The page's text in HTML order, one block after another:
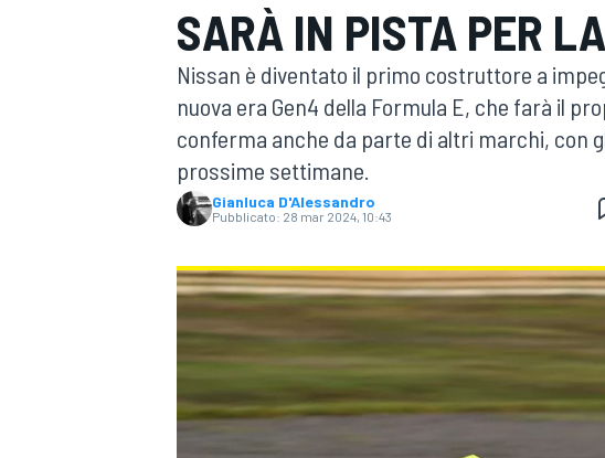
MOTOGP WEC
WRC
SARÀ IN PISTA PER
Nissan è diventato il primo costruttore a
nuova era Gen4 della Formula E, che farà il
conferma anche da parte di altri marchi, con
prossime settimane.
Gianluca D'Alessandro
Pubblicato: 28 mar 2024, 10:43